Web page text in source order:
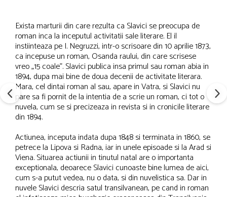
Exista marturii din care rezulta ca Slavici se preocupa de
roman inca la inceputul activitatii sale literare. El il
instiinteaza pe I. Negruzzi, intr-o scrisoare din 10 aprilie 1873,
ca incepuse un roman, Osanda raului, din care scrisese
vreo „15 coale". Slavici publica insa primul sau roman abia in
1894, dupa mai bine de doua decenii de activitate literara.
Mara, cel dintai roman al sau, apare in Vatra, si Slavici nu
pare sa fi pornit de la intentia de a scrie un roman, ci tot o
nuvela, cum se si precizeaza in revista si in cronicile literare
din 1894.
Actiunea, inceputa indata dupa 1848 si terminata in 1860, se
petrece la Lipova si Radna, iar in unele episoade si la Arad si
Viena. Situarea actiunii in tinutul natal are o importanta
exceptionala, deoarece Slavici cunoaste bine lumea de aici,
cum s-a putut vedea, nu o data, si din nuvelistica sa. Dar in
nuvele Slavici descria satul transilvanean, pe cand in roman